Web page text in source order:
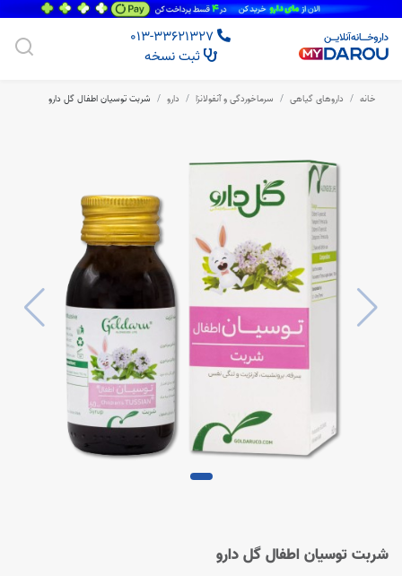
ثبت نسخه
خانه داروهای گیاهی سرماخوردگی و آنفولانزا دارو شربت توسیان اطفال گل دارو
شربت توسیان اطفال گل دارو